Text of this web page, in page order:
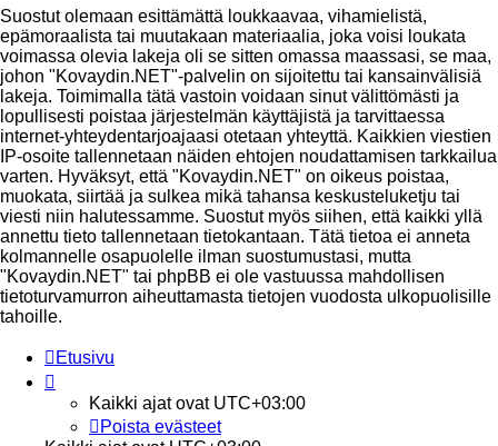
Suostut olemaan esittämättä loukkaavaa, vihamielistä,
epämoraalista tai muutakaan materiaalia, joka voisi loukata
voimassa olevia lakeja oli se sitten omassa maassasi, se maa,
johon "Kovaydin.NET"-palvelin on sijoitettu tai kansainvälisiä
lakeja. Toimimalla tätä vastoin voidaan sinut välittömästi ja
lopullisesti poistaa järjestelmän käyttäjistä ja tarvittaessa
internet-yhteydentarjoajaasi otetaan yhteyttä. Kaikkien viestien
IP-osoite tallennetaan näiden ehtojen noudattamisen tarkkailua
varten. Hyväksyt, että "Kovaydin.NET" on oikeus poistaa,
muokata, siirtää ja sulkea mikä tahansa keskusteluketju tai
viesti niin halutessamme. Suostut myös siihen, että kaikki yllä
annettu tieto tallennetaan tietokantaan. Tätä tietoa ei anneta
kolmannelle osapuolelle ilman suostumustasi, mutta
"Kovaydin.NET" tai phpBB ei ole vastuussa mahdollisen
tietoturvamurron aiheuttamasta tietojen vuodosta ulkopuolisille
tahoille.
Etusivu
Kaikki ajat ovat UTC+03:00
Poista evästeet